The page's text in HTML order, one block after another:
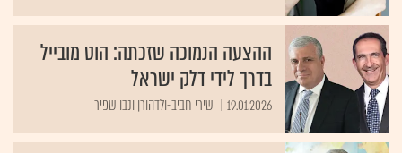
ההצעה הנמוכה שזכתה: הוט מובייל
בדרך לידי דלק ישראל
19.01.2026 שירי חביב-ולדהורן ונבו שפיר